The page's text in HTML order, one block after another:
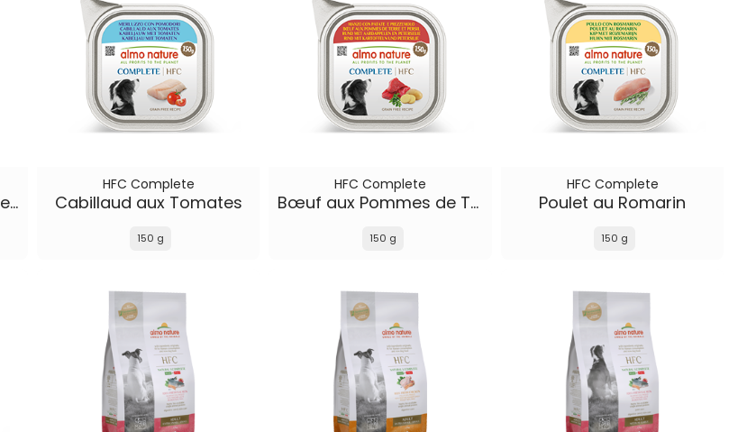
Sanglier avec Jambon et Fruits des Bois
HFC Complete
Cabillaud aux Tomates
150 g
HFC Complete
Bœuf aux Pommes de Terre et Persil
150 g
HFC Complete
Poulet au Romarin
150 g